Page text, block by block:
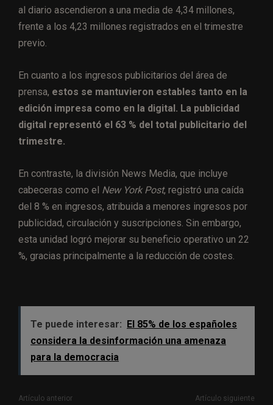
al diario ascendieron a una media de 4,34 millones,
frente a los 4,23 millones registrados en el trimestre
previo.
En cuanto a los ingresos publicitarios del área de
prensa, estos se mantuvieron estables tanto en la
edición impresa como en la digital. La publicidad
digital representó el 63 % del total publicitario del
trimestre.
En contraste, la división News Media, que incluye
cabeceras como el New York Post, registró una caída
del 8 % en ingresos, atribuida a menores ingresos por
publicidad, circulación y suscripciones. Sin embargo,
esta unidad logró mejorar su beneficio operativo un 22
%, gracias principalmente a la reducción de costes.
Te puede interesar: El 85% de los españoles
considera la desinformación una amenaza
para la democracia
Artículo anterior Artículo siguiente